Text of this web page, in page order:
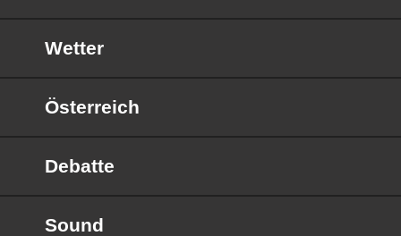
Wetter
Österreich
Debatte
Sound